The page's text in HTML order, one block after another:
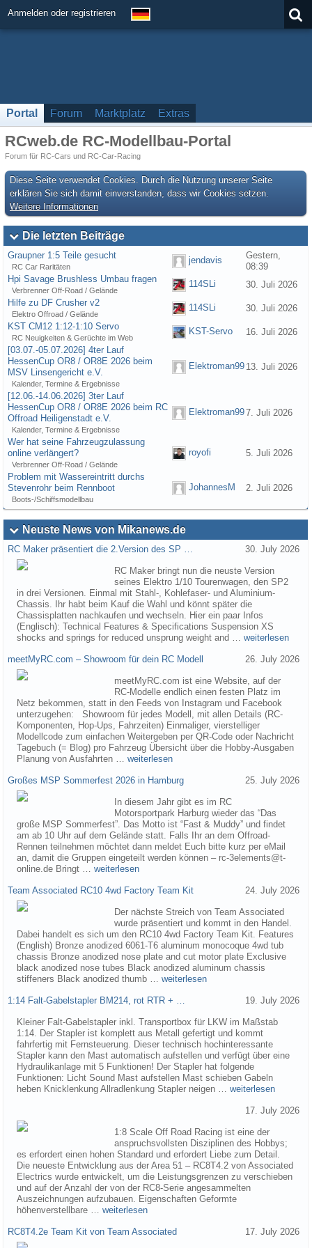
Anmelden oder registrieren
Portal Forum Marktplatz Extras
RCweb.de RC-Modellbau-Portal
Forum für RC-Cars und RC-Car-Racing
Diese Seite verwendet Cookies. Durch die Nutzung unserer Seite
erklären Sie sich damit einverstanden, dass wir Cookies setzen.
Weitere Informationen
Die letzten Beiträge
Graupner 1:5 Teile gesucht
RC Car Raritäten
jendavis
Gestern,
08:39
Hpi Savage Brushless Umbau fragen
Verbrenner Off-Road / Gelände
114SLi
30. Juli 2026
Hilfe zu DF Crusher v2
Elektro Offroad / Gelände
114SLi
30. Juli 2026
KST CM12 1:12-1:10 Servo
RC Neuigkeiten & Gerüchte im Web
KST-Servo
16. Juli 2026
[03.07.-05.07.2026] 4ter Lauf
HessenCup OR8 / OR8E 2026 beim
MSV Linsengericht e.V.
Kalender, Termine & Ergebnisse
Elektroman99 13. Juli 2026
[12.06.-14.06.2026] 3ter Lauf
HessenCup OR8 / OR8E 2026 beim RC
Offroad Heiligenstadt e.V.
Kalender, Termine & Ergebnisse
Elektroman997. Juli 2026
Wer hat seine Fahrzeugzulassung
online verlängert?
Verbrenner Off-Road / Gelände
royofi 5. Juli 2026
Problem mit Wassereintritt durchs
Stevenrohr beim Rennboot
Boots-/Schiffsmodellbau
JohannesM 2. Juli 2026
Neuste News von Mikanews.de
RC Maker präsentiert die 2.Version des SP … 30. July 2026
RC Maker bringt nun die neuste Version
seines Elektro 1/10 Tourenwagen, den SP2
in drei Versionen. Einmal mit Stahl-, Kohlefaser- und Aluminium-
Chassis. Ihr habt beim Kauf die Wahl und könnt später die
Chassisplatten nachkaufen und wechseln. Hier ein paar Infos
(Englisch): Technical Features & Specifications Suspension XS
shocks and springs for reduced unsprung weight and … weiterlesen
meetMyRC.com – Showroom für dein RC Modell 26. July 2026
meetMyRC.com ist eine Website, auf der
RC-Modelle endlich einen festen Platz im
Netz bekommen, statt in den Feeds von Instagram und Facebook
unterzugehen: Showroom für jedes Modell, mit allen Details (RC-
Komponenten, Hop-Ups, Fahrzeiten) Einmaliger, vierstelliger
Modellcode zum einfachen Weitergeben per QR-Code oder Nachricht
Tagebuch (= Blog) pro Fahrzeug Übersicht über die Hobby-Ausgaben
Planung von Ausfahrten … weiterlesen
Großes MSP Sommerfest 2026 in Hamburg 25. July 2026
In diesem Jahr gibt es im RC
Motorsportpark Harburg wieder das “Das
große MSP Sommerfest”. Das Motto ist “Fast & Muddy” und findet
am ab 10 Uhr auf dem Gelände statt. Falls Ihr an dem Offroad-
Rennen teilnehmen möchtet dann meldet Euch bitte kurz per eMail
an, damit die Gruppen eingeteilt werden können – rc-3elements@t-
online.de Bringt … weiterlesen
Team Associated RC10 4wd Factory Team Kit 24. July 2026
Der nächste Streich von Team Associated
wurde präsentiert und kommt in den Handel.
Dabei handelt es sich um den RC10 4wd Factory Team Kit. Features
(English) Bronze anodized 6061-T6 aluminum monocoque 4wd tub
chassis Bronze anodized nose plate and cut motor plate Exclusive
black anodized nose tubes Black anodized aluminum chassis
stiffeners Black anodized thumb … weiterlesen
1:14 Falt-Gabelstapler BM214, rot RTR + … 19. July 2026
Kleiner Falt-Gabelstapler inkl. Transportbox für LKW im Maßstab
1:14. Der Stapler ist komplett aus Metall gefertigt und kommt
fahrfertig mit Fernsteuerung. Dieser technisch hochinteressante
Stapler kann den Mast automatisch aufstellen und verfügt über eine
Hydraulikanlage mit 5 Funktionen! Der Stapler hat folgende
Funktionen: Licht Sound Mast aufstellen Mast schieben Gabeln
heben Knicklenkung Allradlenkung Stapler neigen … weiterlesen
17. July 2026
1:8 Scale Off Road Racing ist eine der
anspruchsvollsten Disziplinen des Hobbys;
es erfordert einen hohen Standard und erfordert Liebe zum Detail.
Die neueste Entwicklung aus der Area 51 – RC8T4.2 von Associated
Electrics wurde entwickelt, um die Leistungsgrenzen zu verschieben
und auf der Anzahl der von der RC8-Serie angesammelten
Auszeichnungen aufzubauen. Eigenschaften Geformte
höhenverstellbare … weiterlesen
RC8T4.2e Team Kit von Team Associated 17. July 2026